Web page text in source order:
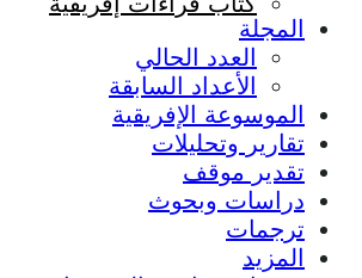
المجلة
العدد الحالي
الأعداد السابقة
الموسوعة الإفريقية
تقارير وتحليلات
تقدير موقف
دراسات وبحوث
ترجمات
المزيد